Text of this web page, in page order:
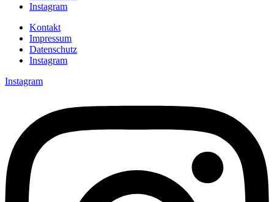
Instagram
Kontakt
Impressum
Datenschutz
Instagram
Instagram